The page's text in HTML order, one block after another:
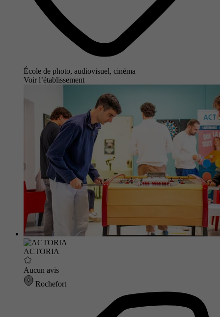
École de photo, audiovisuel, cinéma
Voir l’établissement
ACTORIA
Aucun avis
Rochefort